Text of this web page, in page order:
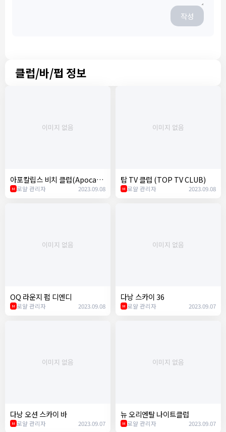
작성
클럽/바/펍 정보
이미지 없음
아포칼립스 비치 클럽(Apocaly
pse Beach Club)
M 로얄 관리자 2023.09.08
이미지 없음
탑 TV 클럽 (TOP TV CLUB)
M 로얄 관리자 2023.09.08
이미지 없음
OQ 라운지 펍 디엔디
M 로얄 관리자 2023.09.08
이미지 없음
다낭 스카이 36
M 로얄 관리자 2023.09.07
이미지 없음
다낭 오션 스카이 바
M 로얄 관리자 2023.09.07
이미지 없음
뉴 오리엔탈 나이트클럽
M 로얄 관리자 2023.09.07